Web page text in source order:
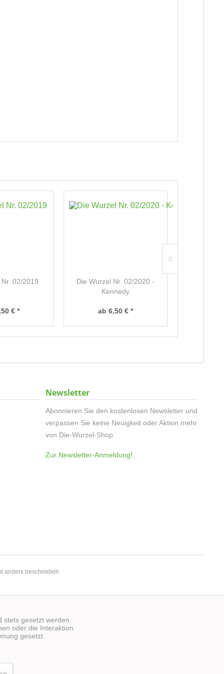
02/2019
€ *
Die Wurzel Nr. 02/2020 -
Kennedy
ab 6,50 € *
Newsletter
Abonnieren Sie den kostenlosen Newsletter und
verpassen Sie keine Neuigkeit oder Aktion mehr
von Die-Wurzel-Shop.
Zur Newsletter-Anmeldung!
anders beschrieben
gesetzt werden.
oder die Interaktion
gesetzt.